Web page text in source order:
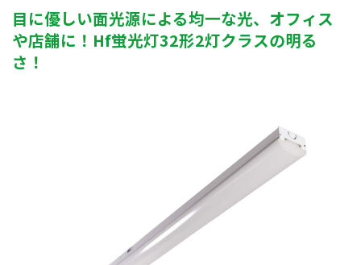
目に優しい面光源による均一な光、オフィス
や店舗に！Hf蛍光灯32形2灯クラスの明る
さ！